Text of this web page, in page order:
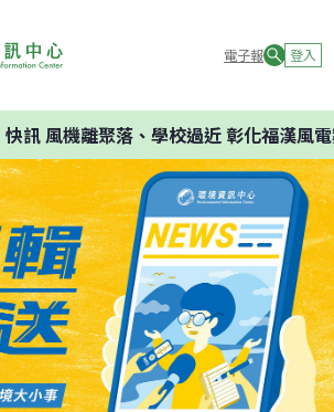
電子報 登入
快訊風機離聚落、學校過近 彰化福漢風電